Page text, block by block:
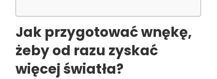
Jak przygotować wnękę,
żeby od razu zyskać
więcej światła?